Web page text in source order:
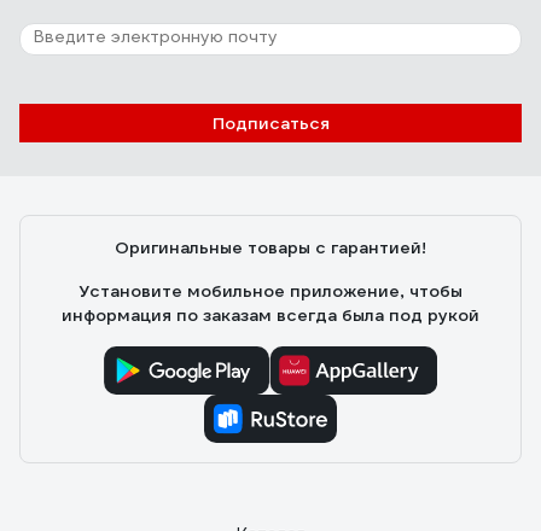
Подписаться
Оригинальные товары с гарантией!
Установите мобильное приложение, чтобы
информация по заказам всегда была под рукой